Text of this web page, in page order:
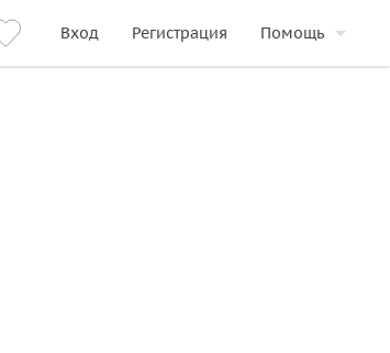
Вход Регистрация Помощь